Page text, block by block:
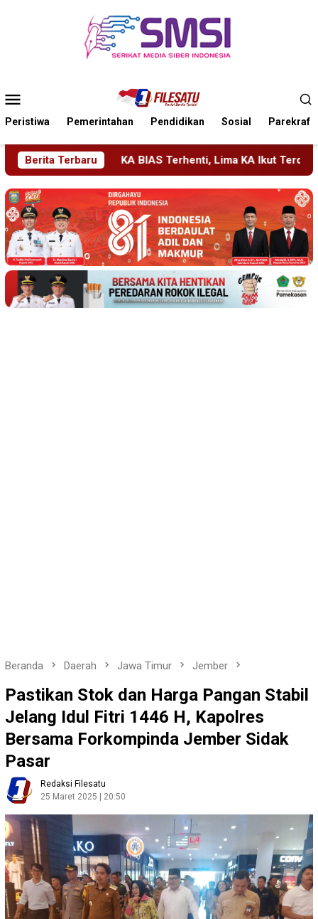
Mobile
Peristiwa Pemerintahan Pendidikan Sosial Parekraf
Berita Terbaru
Lima KA Ikut Terdampak, KAI Daop 7 Gerak Cepat Pulihkan
Beranda Daerah Jawa Timur Jember
Pastikan Stok dan Harga Pangan Stabil
Jelang Idul Fitri 1446 H, Kapolres
Bersama Forkompinda Jember Sidak
Pasar
Redaksi Filesatu
25 Maret 2025 | 20:50